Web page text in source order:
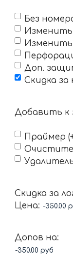
Без
Изменить
Изменить
Доп.
Скидка за
Добавить к
Праймер
Удалитель
Скидка за
Цена:
Допов на: